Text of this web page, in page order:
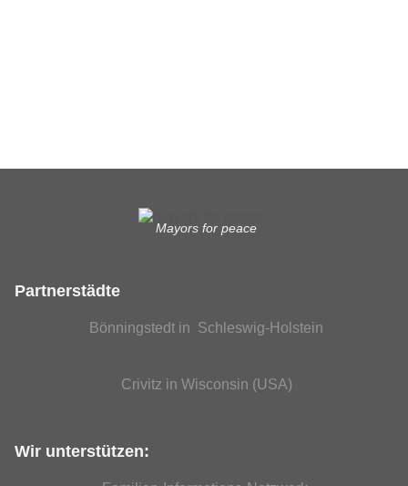
Mayors for peace
Partnerstädte
Bönningstedt in Schleswig-Holstein
Crivitz in Wisconsin (USA)
Wir unterstützen: